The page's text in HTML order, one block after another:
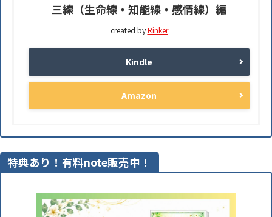
三線（生命線・知能線・感情線）編
created byRinker
Kindle
Amazon
特典あり！有料note販売中！